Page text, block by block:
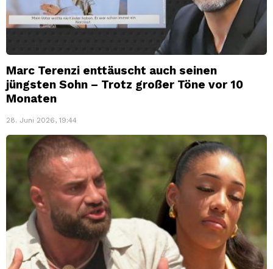
Marc Terenzi enttäuscht auch seinen
jüngsten Sohn – Trotz großer Töne vor 10
Monaten
28. Juni 2026, 19:44